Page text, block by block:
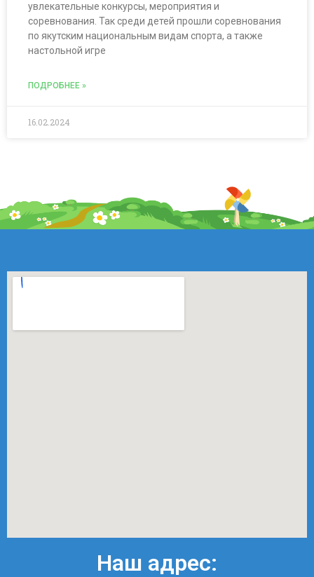
увлекательные конкурсы, мероприятия и
соревнования. Так среди детей прошли соревнования
по якутским национальным видам спорта, а также
настольной игре
ПОДРОБНЕЕ »
16.02.2024
Наш адрес: